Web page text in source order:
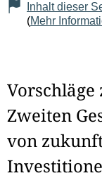
Inhalt dieser
(Mehr
Zweiten
von